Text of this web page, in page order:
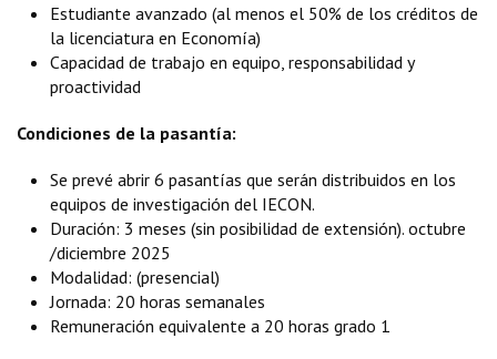
Estudiante avanzado (al menos el 50% de los créditos de
la licenciatura en Economía)
Capacidad de trabajo en equipo, responsabilidad y
proactividad
Condiciones de la pasantía:
Se prevé abrir 6 pasantías que serán distribuidos en los
equipos de investigación del IECON.
Duración: 3 meses (sin posibilidad de extensión). octubre
/diciembre 2025
Modalidad: (presencial)
Jornada: 20 horas semanales
Remuneración equivalente a 20 horas grado 1